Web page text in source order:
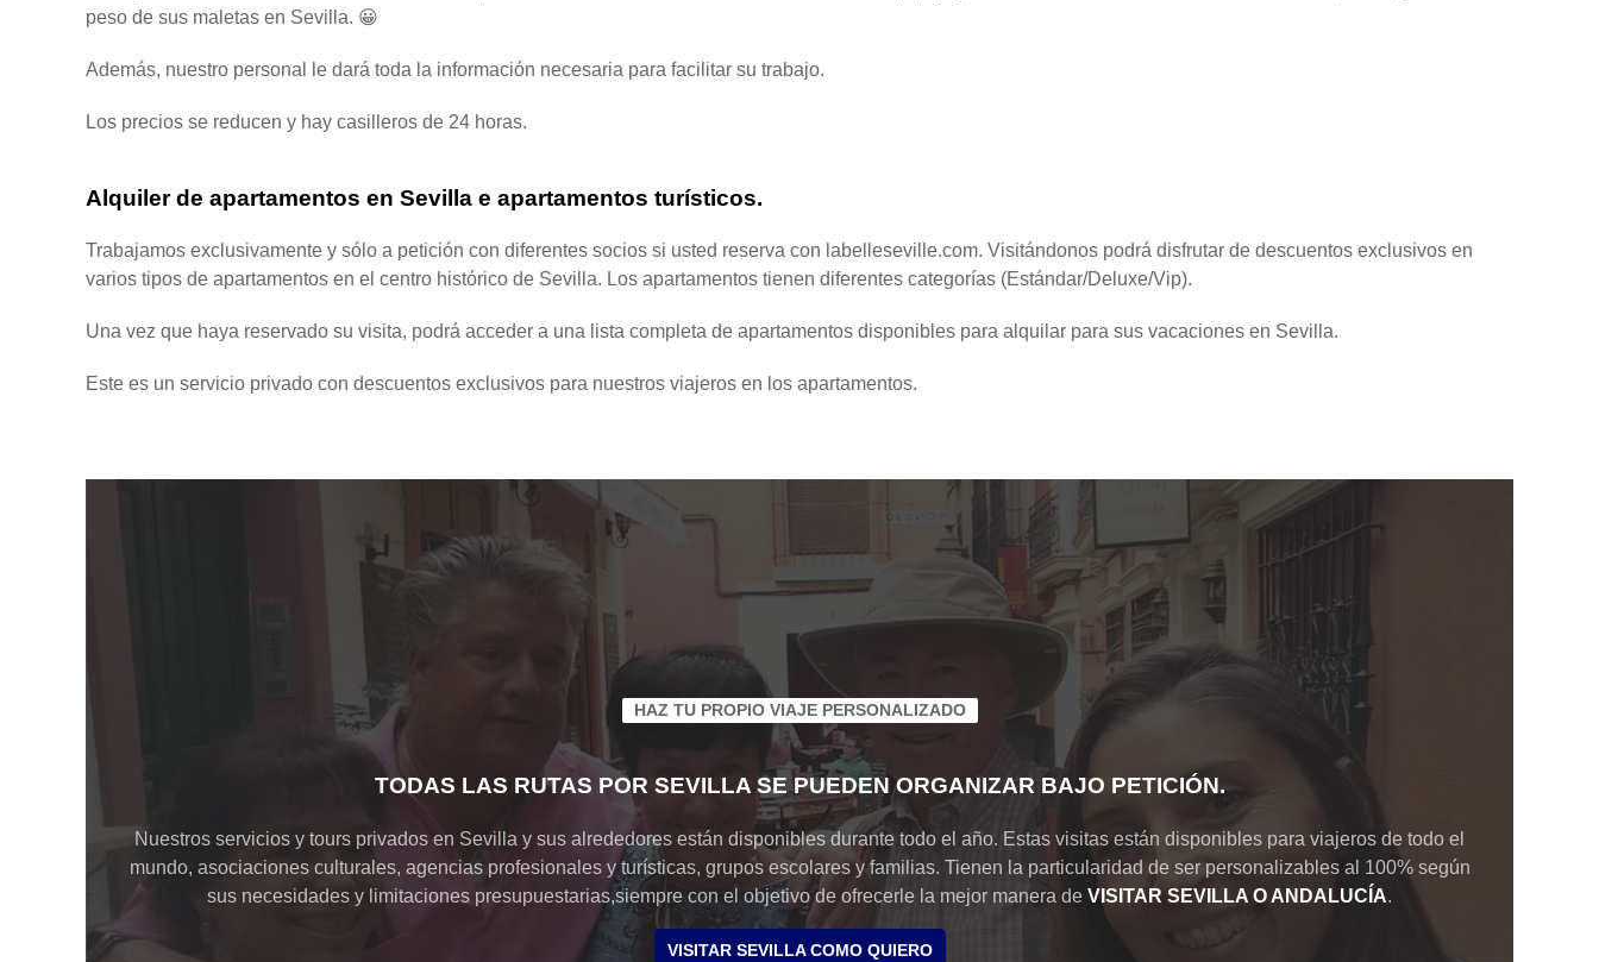
peso de sus maletas en Sevilla. 😀
Además, nuestro personal le dará toda la información necesaria para facilitar su trabajo.
Los precios se reducen y hay casilleros de 24 horas.
Alquiler de apartamentos en Sevilla e apartamentos turísticos.
Trabajamos exclusivamente y sólo a petición con diferentes socios si usted reserva con labelleseville.com. Visitándonos podrá disfrutar de descuentos exclusivos en
varios tipos de apartamentos en el centro histórico de Sevilla. Los apartamentos tienen diferentes categorías (Estándar/Deluxe/Vip).
Una vez que haya reservado su visita, podrá acceder a una lista completa de apartamentos disponibles para alquilar para sus vacaciones en Sevilla.
Este es un servicio privado con descuentos exclusivos para nuestros viajeros en los apartamentos.
HAZ TU PROPIO VIAJE PERSONALIZADO
TODAS LAS RUTAS POR SEVILLA SE PUEDEN ORGANIZAR BAJO PETICIÓN.
Nuestros servicios y tours privados en Sevilla y sus alrededores están disponibles durante todo el año. Estas visitas están disponibles para viajeros de todo el
mundo, asociaciones culturales, agencias profesionales y turísticas, grupos escolares y familias. Tienen la particularidad de ser personalizables al 100% según
sus necesidades y limitaciones presupuestarias,siempre con el objetivo de ofrecerle la mejor manera de VISITAR SEVILLA O ANDALUCÍA.
VISITAR SEVILLA COMO QUIERO